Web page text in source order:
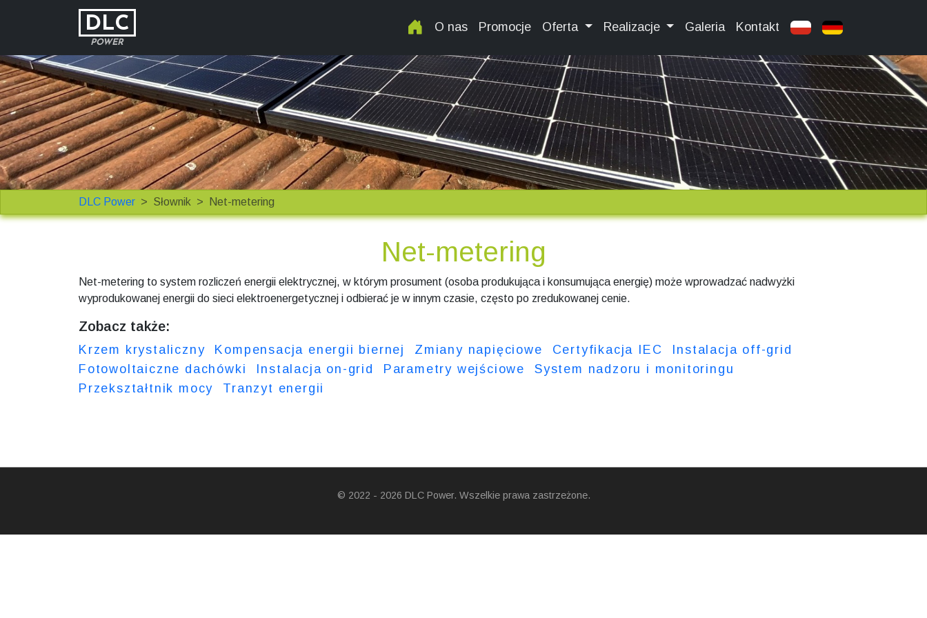
DLC
POWER
O nas Promocje Oferta Realizacje Galeria Kontakt
DLC Power Słownik Net-metering
Net-metering
Net-metering to system rozliczeń energii elektrycznej, w którym prosument (osoba produkująca i konsumująca energię) może wprowadzać nadwyżki
wyprodukowanej energii do sieci elektroenergetycznej i odbierać je w innym czasie, często po zredukowanej cenie.
Zobacz także:
Krzem krystaliczny Kompensacja energii biernej Zmiany napięciowe Certyfikacja IEC
Instalacja off-grid
Fotowoltaiczne dachówki
Instalacja on-grid Parametry wejściowe
System nadzoru i monitoringu
Przekształtnik mocy
Tranzyt energii
© 2022 - 2026 DLC Power. Wszelkie prawa zastrzeżone.